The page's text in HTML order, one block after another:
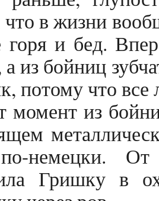
что в жизни
горя и бед.
а из бойниц
потому что
момент из
немецки. От
Гришку в